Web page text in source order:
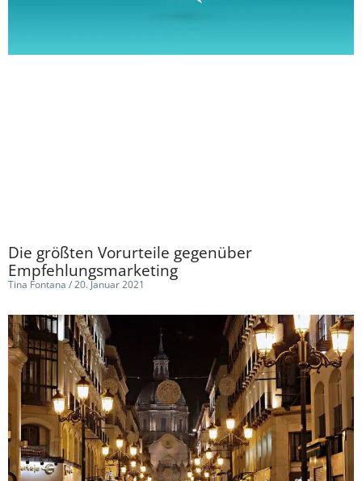
Die größten Vorurteile gegenüber
Empfehlungsmarketing
Tina Fontana 20. Januar 2021